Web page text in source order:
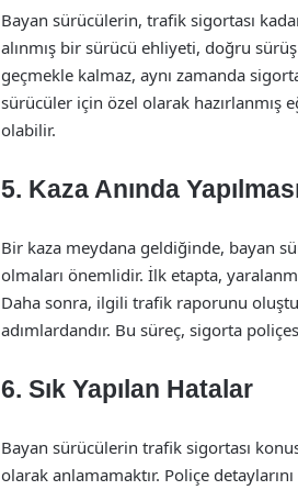
Bayan sürücülerin, trafik sigortası
alınmış bir sürücü ehliyeti, doğru
geçmekle kalmaz, aynı zamanda
sürücüler için özel olarak hazırlanmış
olabilir.
5. Kaza Anında
Bir kaza meydana geldiğinde, bayan
olmaları önemlidir. İlk etapta,
Daha sonra, ilgili trafik raporunu
adımlardandır. Bu süreç, sigorta
6. Sık Yapılan Hatalar
Bayan sürücülerin trafik sigortası
olarak anlamamaktır. Poliçe